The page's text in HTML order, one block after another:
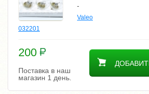
-
Valeo
032201
200
Поставка в наш
магазин 1 день.